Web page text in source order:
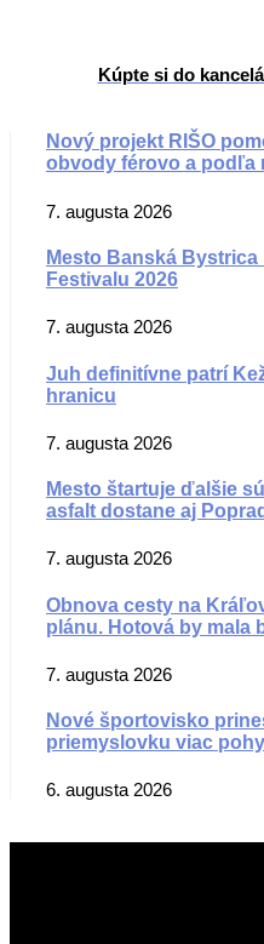
Kúpte si do
Nový projekt RIŠO
obvody férovo a podľa
7. augusta 2026
Mesto Banská
Festivalu 2026
7. augusta 2026
Juh definitívne patrí
hranicu
7. augusta 2026
Mesto štartuje ďalšie
asfalt dostane aj
7. augusta 2026
Obnova cesty na
plánu. Hotová by mala
7. augusta 2026
Nové športovisko
priemyslovku viac
6. augusta 2026